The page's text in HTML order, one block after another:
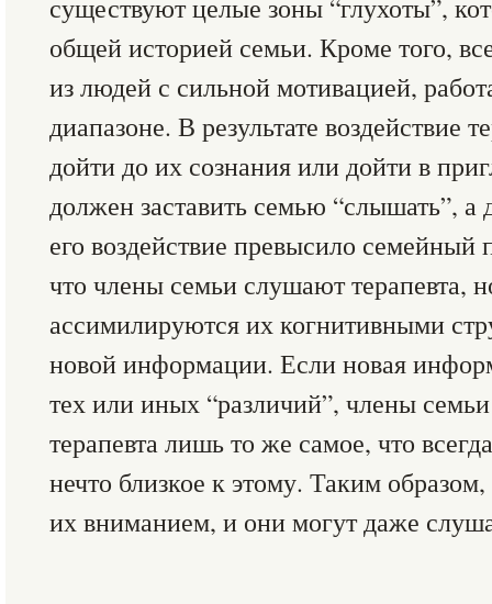
существуют целые зоны “глухоты”,
общей историей семьи. Кроме того,
из людей с сильной мотивацией,
диапазоне. В результате воздействие
дойти до их сознания или дойти в
должен заставить семью “слышать”, а
его воздействие превысило семейный
что члены семьи слушают терапевта,
ассимилируются их когнитивными
новой информации. Если новая
тех или иных “различий”, члены
терапевта лишь то же самое, что
нечто близкое к этому. Таким
их вниманием, и они могут даже